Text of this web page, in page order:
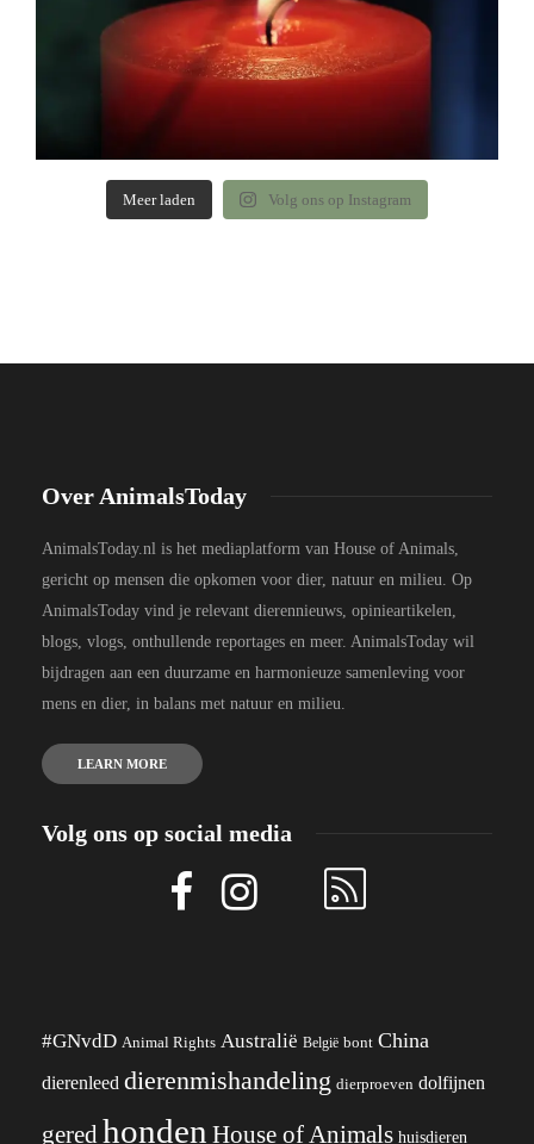
Meer laden Volg ons op Instagram
Over AnimalsToday
AnimalsToday.nl is het mediaplatform van House of Animals,
gericht op mensen die opkomen voor dier, natuur en milieu. Op
AnimalsToday vind je relevant dierennieuws, opinieartikelen,
blogs, vlogs, onthullende reportages en meer. AnimalsToday wil
bijdragen aan een duurzame en harmonieuze samenleving voor
mens en dier, in balans met natuur en milieu.
LEARN MORE
Volg ons op social media
#GNvdD Animal Rights Australië België bont China
dierenleed dierenmishandeling dierproeven dolfijnen
gered honden House of Animals huisdieren